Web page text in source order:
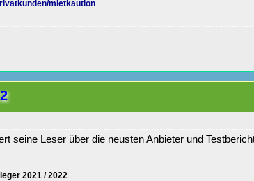
mietkaution
seine Leser über die neusten Anbieter und
2021 / 2022